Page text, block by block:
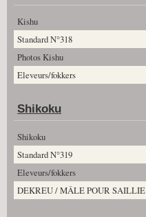
Kishu
Standard N°318
Photos Kishu
Eleveurs/fokkers
Shikoku
Shikoku
Standard N°319
Eleveurs/fokkers
DEKREU / MÂLE POUR SAILLIE